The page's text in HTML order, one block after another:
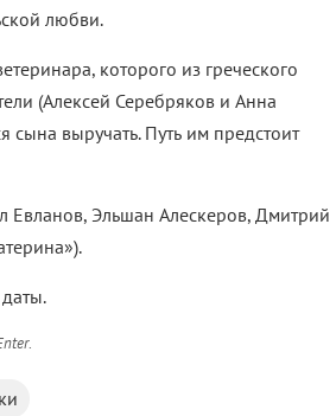
любви.
которого из греческого
(Алексей Серебряков и Анна
выручать. Путь им предстоит
Эльшан Алескеров, Дмитрий
.